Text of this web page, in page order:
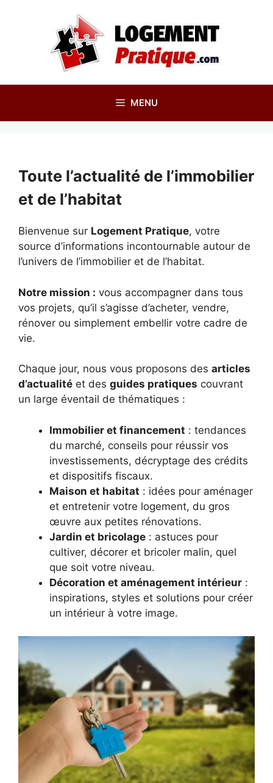
MENU
Toute l’actualité de l’immobilier
et de l’habitat
Bienvenue sur Logement Pratique, votre
source d’informations incontournable autour de
l’univers de l’immobilier et de l’habitat.
Notre mission : vous accompagner dans tous
vos projets, qu’il s’agisse d’acheter, vendre,
rénover ou simplement embellir votre cadre de
vie.
Chaque jour, nous vous proposons des articles
d’actualité et des guides pratiques couvrant
un large éventail de thématiques :
Immobilier et financement : tendances
du marché, conseils pour réussir vos
investissements, décryptage des crédits
et dispositifs fiscaux.
Maison et habitat : idées pour aménager
et entretenir votre logement, du gros
œuvre aux petites rénovations.
Jardin et bricolage : astuces pour
cultiver, décorer et bricoler malin, quel
que soit votre niveau.
Décoration et aménagement intérieur :
inspirations, styles et solutions pour créer
un intérieur à votre image.